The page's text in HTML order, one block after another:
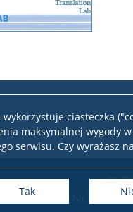
ciasteczka
maksymalnej wygody
serwisu. Czy wyrażasz
Tak
Leaflet|©